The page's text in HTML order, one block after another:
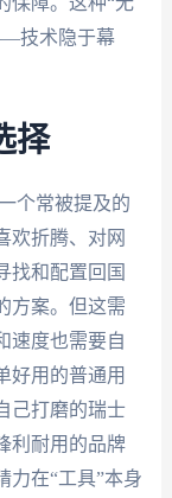
技术隐于幕
择
个常被提及的
欢折腾、对网
找和配置回国
方案。但这需
速度也需要自
好用的普通用
己打磨的瑞士
利耐用的品牌
力在“工具”本身